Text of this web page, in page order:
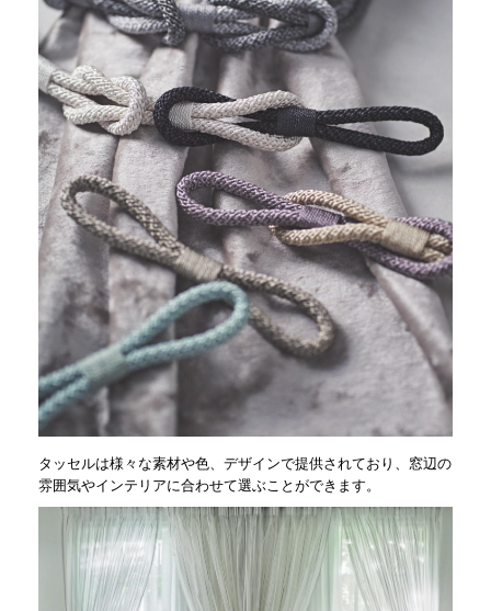
タッセルは様々な素材や色、デザインで提供されており、窓辺の
雰囲気やインテリアに合わせて選ぶことができます。